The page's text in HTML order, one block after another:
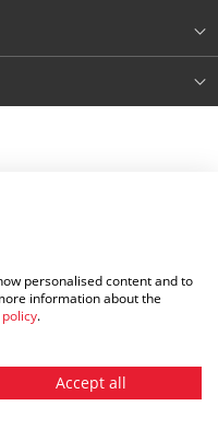
personalised content and to
information about the
.
Accept all